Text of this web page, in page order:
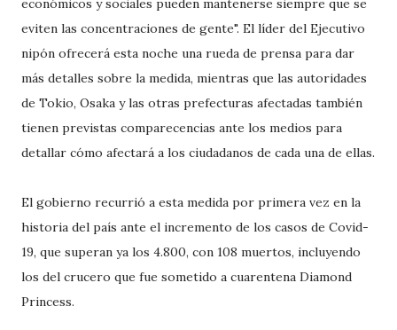
económicos y sociales pueden mantenerse siempre que se
eviten las concentraciones de gente". El líder del Ejecutivo
nipón ofrecerá esta noche una rueda de prensa para dar
más detalles sobre la medida, mientras que las autoridades
de Tokio, Osaka y las otras prefecturas afectadas también
tienen previstas comparecencias ante los medios para
detallar cómo afectará a los ciudadanos de cada una de ellas.
El gobierno recurrió a esta medida por primera vez en la
historia del país ante el incremento de los casos de Covid-
19, que superan ya los 4.800, con 108 muertos, incluyendo
los del crucero que fue sometido a cuarentena Diamond
Princess.